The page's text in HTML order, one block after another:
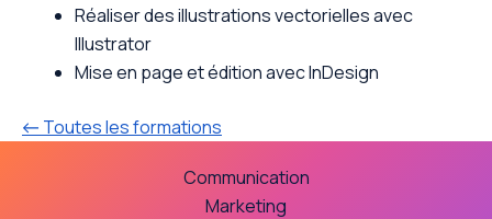
Réaliser des illustrations vectorielles avec
Illustrator
Mise en page et édition avec InDesign
← Toutes les formations
Communication
Marketing